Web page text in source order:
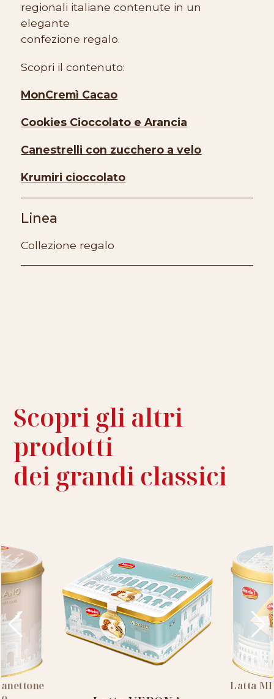
regionali italiane contenute in un
elegante
confezione regalo.
Scopri il contenuto:
MonCremì Cacao
Cookies Cioccolato e Arancia
Canestrelli con zucchero a velo
Krumiri cioccolato
Linea
Collezione regalo
Scopri gli altri
prodotti
dei grandi classici
Latta